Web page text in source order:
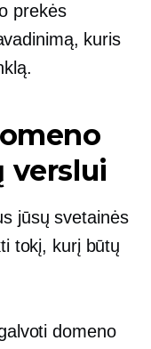
prekės
kuris
verslui
jūsų svetainės
tokį, kurį būtų
domeno